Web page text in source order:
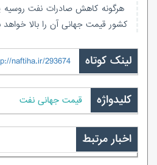
هرگونه کاهش صادرات نفت روسیه
کشور قیمت جهانی آن را بالا خواهد
لینک کوتاه naftiha.ir/293674
کلیدواژه قیمت جهانی نفت
اخبار مرتبط